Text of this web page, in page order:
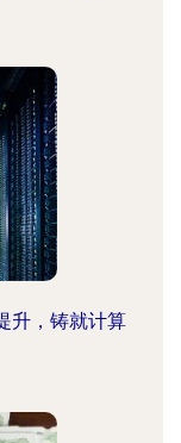
升，铸就计算